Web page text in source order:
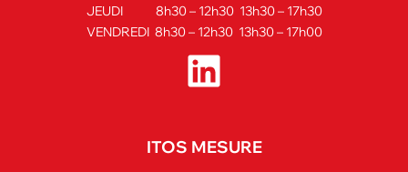
JEUDI 8h30 – 12h30 13h30 – 17h30
VENDREDI 8h30 – 12h30 13h30 – 17h00
ITOS MESURE